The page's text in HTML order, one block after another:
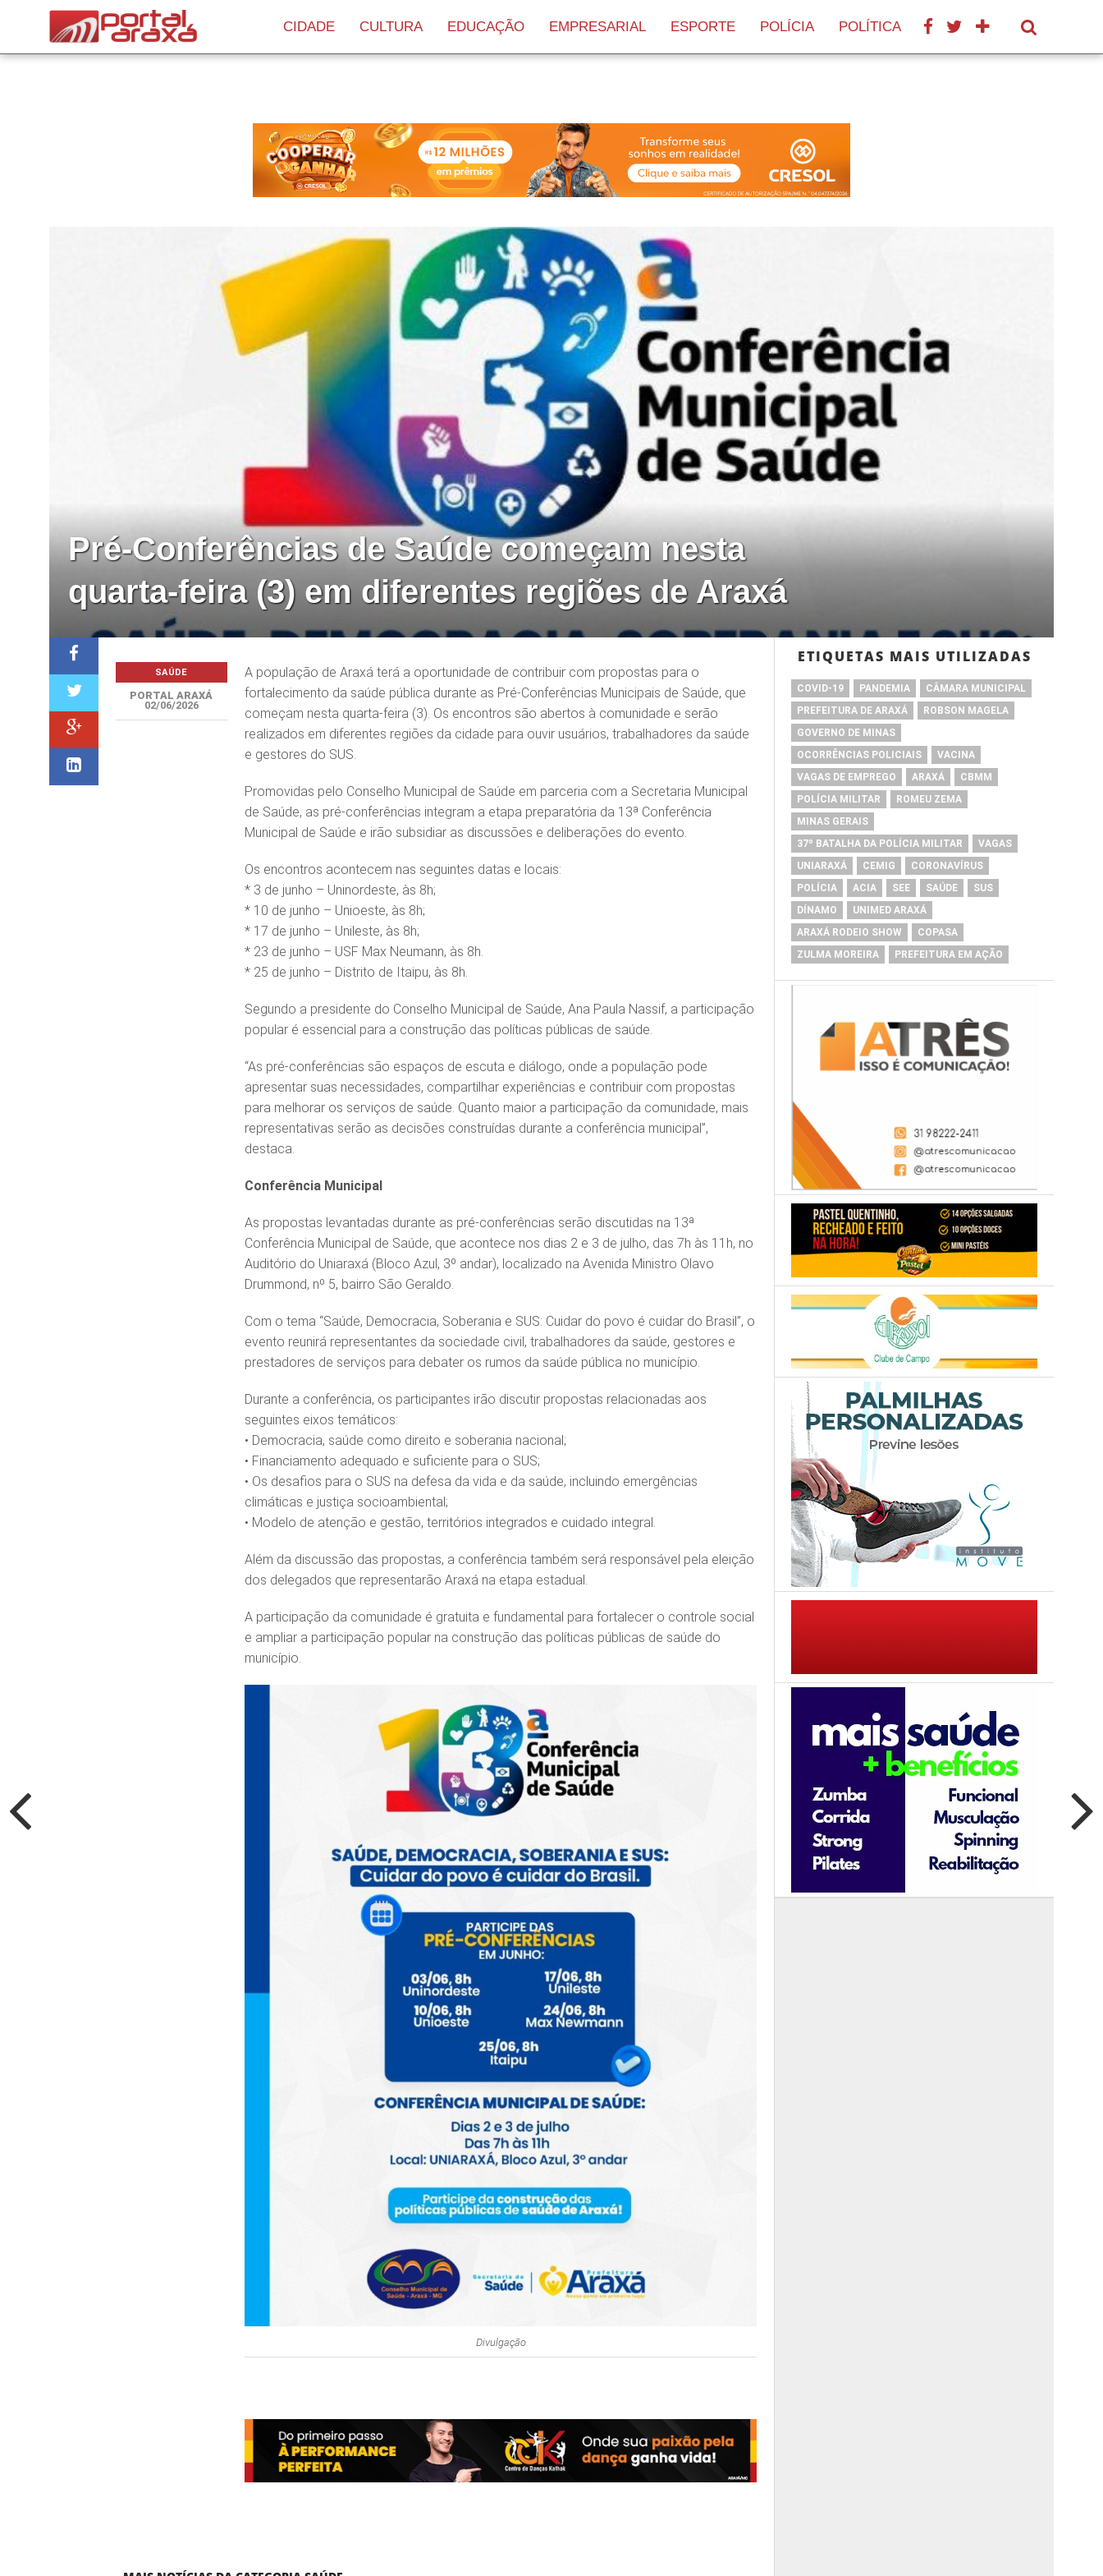
CIDADE CULTURA EDUCAÇÃO EMPRESARIAL ESPORTE POLÍCIA POLÍTICA SAÚDE TURISMO
Pré-Conferências de Saúde começam nesta
quarta-feira (3) em diferentes regiões de Araxá
A população de Araxá terá a oportunidade de contribuir com propostas para o
fortalecimento da saúde pública durante as Pré-Conferências Municipais de Saúde, que
começam nesta quarta-feira (3). Os encontros são abertos à comunidade e serão
realizados em diferentes regiões da cidade para ouvir usuários, trabalhadores da saúde
e gestores do SUS.
Promovidas pelo Conselho Municipal de Saúde em parceria com a Secretaria Municipal
de Saúde, as pré-conferências integram a etapa preparatória da 13ª Conferência
Municipal de Saúde e irão subsidiar as discussões e deliberações do evento.
Os encontros acontecem nas seguintes datas e locais:
* 3 de junho – Uninordeste, às 8h;
* ⁠10 de junho – Unioeste, às 8h;
* ⁠17 de junho – Unileste, às 8h;
* 23 de junho – USF Max Neumann, às 8h.
* ⁠25 de junho – Distrito de Itaipu, às 8h.
Segundo a presidente do Conselho Municipal de Saúde, Ana Paula Nassif, a participação
popular é essencial para a construção das políticas públicas de saúde.
“As pré-conferências são espaços de escuta e diálogo, onde a população pode
apresentar suas necessidades, compartilhar experiências e contribuir com propostas
para melhorar os serviços de saúde. Quanto maior a participação da comunidade, mais
representativas serão as decisões construídas durante a conferência municipal”,
destaca.
Conferência Municipal
As propostas levantadas durante as pré-conferências serão discutidas na 13ª
Conferência Municipal de Saúde, que acontece nos dias 2 e 3 de julho, das 7h às 11h, no
Auditório do Uniaraxá (Bloco Azul, 3º andar), localizado na Avenida Ministro Olavo
Drummond, nº 5, bairro São Geraldo.
Com o tema “Saúde, Democracia, Soberania e SUS: Cuidar do povo é cuidar do Brasil”, o
evento reunirá representantes da sociedade civil, trabalhadores da saúde, gestores e
prestadores de serviços para debater os rumos da saúde pública no município.
Durante a conferência, os participantes irão discutir propostas relacionadas aos
seguintes eixos temáticos:
• Democracia, saúde como direito e soberania nacional;
• Financiamento adequado e suficiente para o SUS;
• Os desafios para o SUS na defesa da vida e da saúde, incluindo emergências
climáticas e justiça socioambiental;
• Modelo de atenção e gestão, territórios integrados e cuidado integral.
Além da discussão das propostas, a conferência também será responsável pela eleição
dos delegados que representarão Araxá na etapa estadual.
A participação da comunidade é gratuita e fundamental para fortalecer o controle social
e ampliar a participação popular na construção das políticas públicas de saúde do
município.
Divulgação
SAÚDE
PORTAL ARAXÁ
02/06/2026
ETIQUETAS MAIS UTILIZADAS
COVID-19 PANDEMIA
CÂMARA MUNICIPAL
PREFEITURA DE ARAXÁ
ROBSON MAGELA
GOVERNO DE MINAS
OCORRÊNCIAS POLICIAIS
VACINA
VAGAS DE EMPREGO
ARAXÁ
CBMM
POLÍCIA MILITAR
ROMEU ZEMA
MINAS GERAIS
37º BATALHA DA POLÍCIA MILITAR
VAGAS
UNIARAXÁ
CEMIG
CORONAVÍRUS
POLÍCIA
ACIA SEE SAÚDE
SUS
DÍNAMO
UNIMED ARAXÁ
ARAXÁ RODEIO SHOW
COPASA
ZULMA MOREIRA
PREFEITURA EM AÇÃO